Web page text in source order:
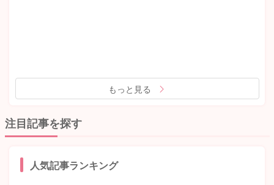
もっと見る
注目記事を探す
人気記事ランキング